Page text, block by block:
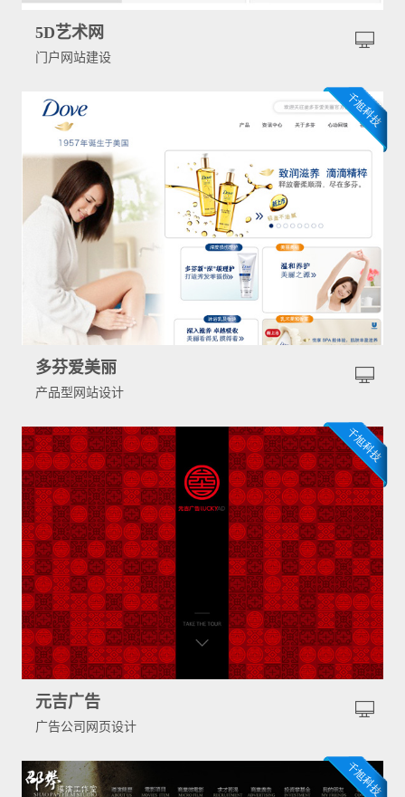
5D艺术网
门户网站建设
多芬爱美丽
产品型网站设计
元吉广告
广告公司网页设计